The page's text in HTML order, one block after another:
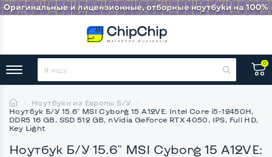
0
Ноутбуки из Европы Б/У
Ноутбук Б/У 15.6" MSI Cyborg 15 A12VE: Intel Core i5-12450H,
DDR5 16 GB, SSD 512 GB, nVidia GeForce RTX 4050, IPS, Full HD,
Key Light
Ноутбук Б/У 15.6" MSI Cyborg 15 A12VE: